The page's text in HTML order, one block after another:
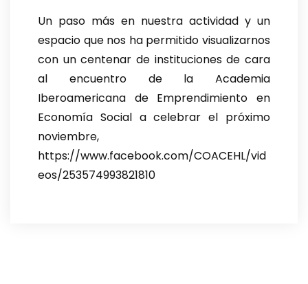
Un paso más en nuestra actividad y un
espacio que nos ha permitido visualizarnos
con un centenar de instituciones de cara
al encuentro de la Academia
Iberoamericana de Emprendimiento en
Economía Social a celebrar el próximo
noviembre,
https://www.facebook.com/COACEHL/vid
eos/253574993821810